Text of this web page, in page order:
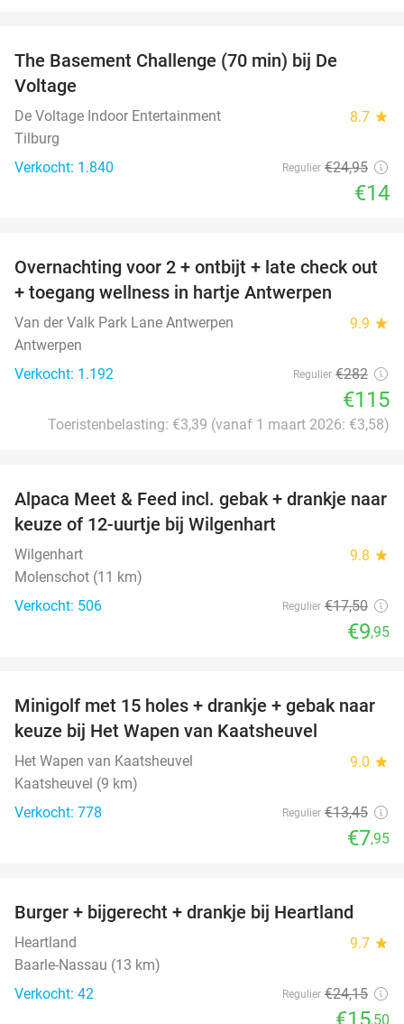
The Basement Challenge (70 min) bij De
Voltage
De Voltage Indoor Entertainment 8.7 star
Tilburg
Verkocht: 1.840
Regulier €24,95
€14
59%
Overnachting voor 2 + ontbijt + late check out
+ toegang wellness in hartje Antwerpen
Van der Valk Park Lane Antwerpen 9.9 star
Antwerpen
Verkocht: 1.192
Regulier €282
€115
Toeristenbelasting: €3,39 (vanaf 1 maart 2026: €3,58)
43%
Alpaca Meet & Feed incl. gebak + drankje naar
keuze of 12-uurtje bij Wilgenhart
Wilgenhart 9.8 star
Molenschot (11 km)
Verkocht: 506
Regulier €17,50
€9,95
41%
Minigolf met 15 holes + drankje + gebak naar
keuze bij Het Wapen van Kaatsheuvel
Het Wapen van Kaatsheuvel 9.0 star
Kaatsheuvel (9 km)
Verkocht: 778
Regulier €13,45
€7,95
36%
Burger + bijgerecht + drankje bij Heartland
Heartland 9.7 star
Baarle-Nassau (13 km)
Verkocht: 42
Regulier €24,15
,50